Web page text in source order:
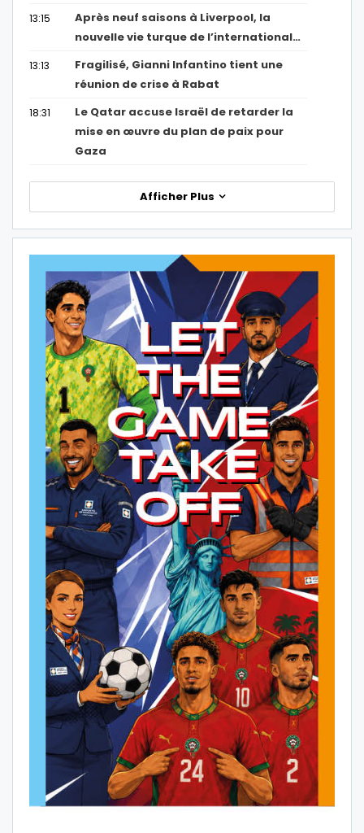
13:15
Après neuf saisons à Liverpool, la
nouvelle vie turque de l’international…
13:13
Fragilisé, Gianni Infantino tient une
réunion de crise à Rabat
18:31
Le Qatar accuse Israël de retarder la
mise en œuvre du plan de paix pour
Gaza
Afficher Plus